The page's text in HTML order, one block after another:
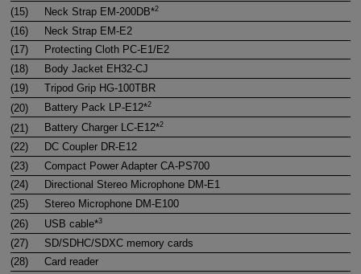
(15)
Neck Strap EM-200DB*2
(16) Neck Strap EM-E2
(17)
Protecting Cloth PC-E1/E2
(18)
Body Jacket EH32-CJ
(19)
Tripod Grip HG-100TBR
(20)
Battery Pack LP-E12*2
(21) Battery Charger LC-E12*2
(22) DC Coupler DR-E12
(23)
Compact Power AdapterCA-PS700
(24)
Directional Stereo Microphone DM-E1
(25)
Stereo Microphone DM-E100
(26)
USB cable*3
(27)
SD/SDHC/SDXC memory cards
(28)
Card reader